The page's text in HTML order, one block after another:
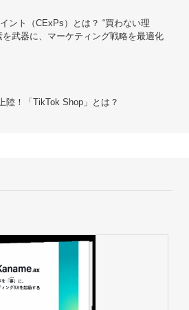
ント（CExPs）とは？ “買わない理
を武器に、マーケティング戦略を最適化
陸！「TikTok Shop」とは？